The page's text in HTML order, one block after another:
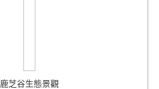
鹿芝谷生態景觀